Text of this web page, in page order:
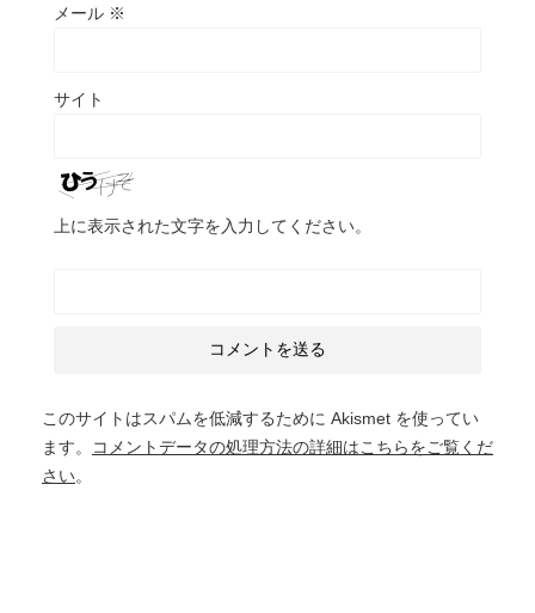
メール ※
サイト
上に表示された文字を入力してください。
このサイトはスパムを低減するために Akismet を使ってい
ます。
コメントデータの処理方法の詳細はこちらをご覧くだ
さい。